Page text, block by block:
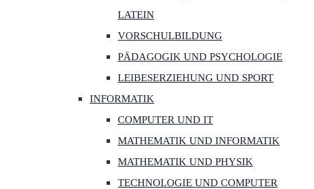
LATEIN
VORSCHULBILDUNG
PÄDAGOGIK UND PSYCHOLOGIE
LEIBESERZIEHUNG UND SPORT
INFORMATIK
COMPUTER UND IT
MATHEMATIK UND INFORMATIK
MATHEMATIK UND PHYSIK
TECHNOLOGIE UND COMPUTER